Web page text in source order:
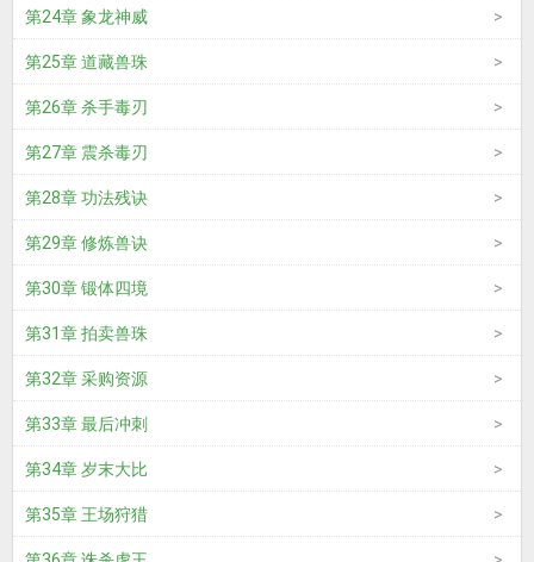
第24章 象龙神威
第25章 道藏兽珠
第26章 杀手毒刃
第27章 震杀毒刃
第28章 功法残诀
第29章 修炼兽诀
第30章 锻体四境
第31章 拍卖兽珠
第32章 采购资源
第33章 最后冲刺
第34章 岁末大比
第35章 王场狩猎